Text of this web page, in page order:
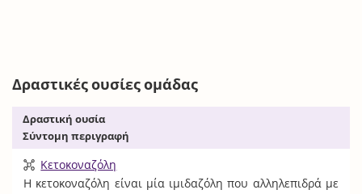
Δραστικές ουσίες ομάδας
Δραστική ουσία
Σύντομη περιγραφή
Κετοκοναζόλη
Η κετοκοναζόλη είναι μία ιμιδαζόλη που αλληλεπιδρά με